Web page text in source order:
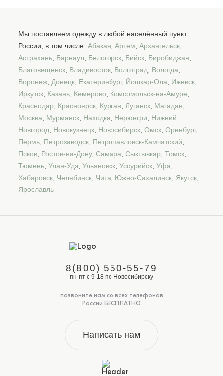
Мы поставляем одежду в любой населённый пункт
России, в том числе: Абакан Артем Архангельск
Астрахань Барнаул Белогорск Бийск Биробиджан
Благовещенск Владивосток Волгоград Вологда
Воронеж Донецк Екатеринбург, Йошкар-Ола Ижевск
Иркутск Казань Кемерово Комсомольск-на-Амуре
Краснодар
Красноярск Курган Луганск Магадан
Москва
Мурманск Находка Нерюнгри
Нижний
Новгород
Новокузнецк Новосибирск Омск Оренбург,
Пермь Петрозаводск Петропавловск-Камчатский
Псков Ростов-на-Дону, Самара Сыктывкар Томск
Тюмень Улан-Удэ Ульяновск Уссурийск Уфа
Хабаровск Челябинск Чита Южно-Сахалинск Якутск
Ярославль
8(800) 550-55-79
пн-пт с 9-18 по Новосибирску
позвоните нам со всех телефонов
России БЕСПЛАТНО
Написать нам